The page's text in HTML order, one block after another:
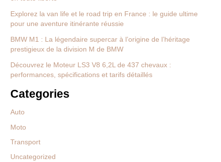
Explorez la van life et le road trip en France : le guide ultime
pour une aventure itinérante réussie
BMW M1 : La légendaire supercar à l’origine de l’héritage
prestigieux de la division M de BMW
Découvrez le Moteur LS3 V8 6,2L de 437 chevaux :
performances, spécifications et tarifs détaillés
Categories
Auto
Moto
Transport
Uncategorized